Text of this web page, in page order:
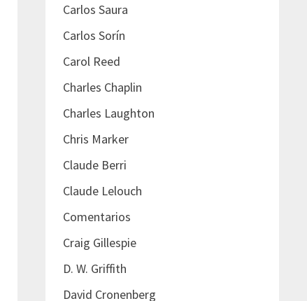
Carlos Saura
Carlos Sorín
Carol Reed
Charles Chaplin
Charles Laughton
Chris Marker
Claude Berri
Claude Lelouch
Comentarios
Craig Gillespie
D. W. Griffith
David Cronenberg